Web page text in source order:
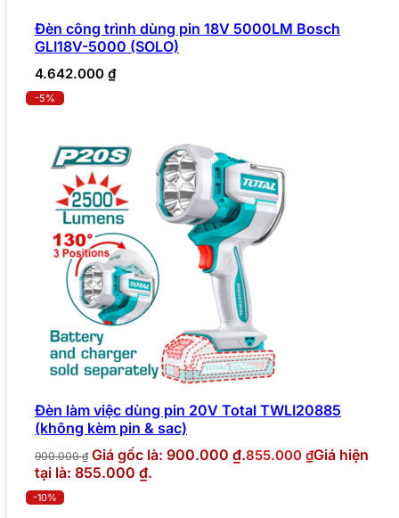
Đèn công trình dùng pin 18V 5000LM Bosch
GLI18V-5000 (SOLO)
4.642.000 ₫
-5%
Đèn làm việc dùng pin 20V Total TWLI20885
(không kèm pin & sac)
900.000₫ Giá gốc là: 900.000 ₫.855.000 ₫Giá hiện
tại là: 855.000 ₫.
-10%